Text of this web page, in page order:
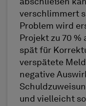
abschließen
verschlimmert
Problem wird
Projekt zu 70 %
spät für
verspätete
negative
und vielleicht